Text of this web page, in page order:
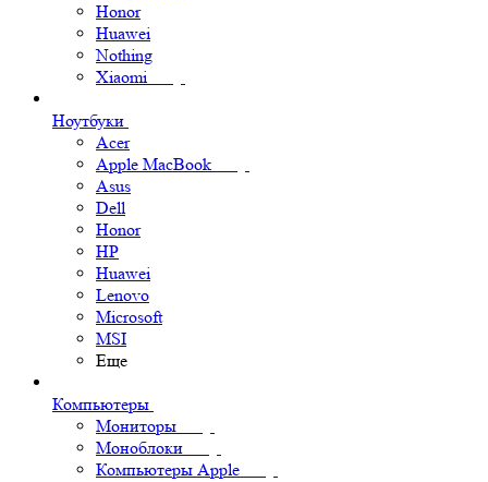
Honor
Huawei
Nothing
Xiaomi
Ноутбуки
Acer
Apple MacBook
Asus
Dell
Honor
HP
Huawei
Lenovo
Microsoft
MSI
Еще
Компьютеры
Мониторы
Моноблоки
Компьютеры Apple